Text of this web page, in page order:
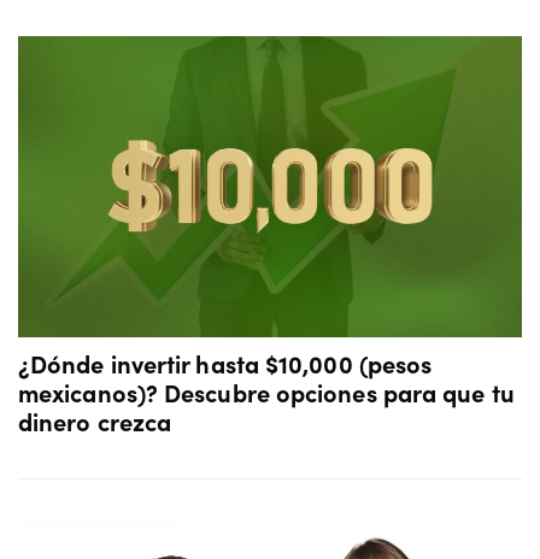
¿Dónde invertir hasta $10,000 (pesos
mexicanos)? Descubre opciones para que tu
dinero crezca